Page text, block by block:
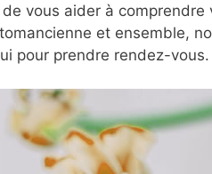
vous aider à
et ensemble,
pour prendre rendez-vous.